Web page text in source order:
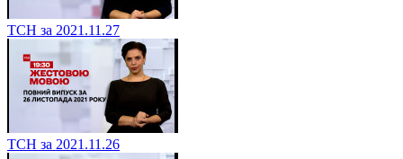
ТСН за 2021.11.27
ТСН за 2021.11.26